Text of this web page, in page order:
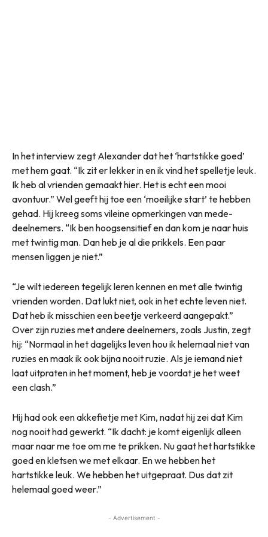
In het interview zegt Alexander dat het ‘hartstikke goed’
met hem gaat. “Ik zit er lekker in en ik vind het spelletje leuk.
Ik heb al vrienden gemaakt hier. Het is echt een mooi
avontuur.” Wel geeft hij toe een ‘moeilijke start’ te hebben
gehad. Hij kreeg soms vileine opmerkingen van mede-
deelnemers. “Ik ben hoogsensitief en dan kom je naar huis
met twintig man. Dan heb je al die prikkels. Een paar
mensen liggen je niet.”
“Je wilt iedereen tegelijk leren kennen en met alle twintig
vrienden worden. Dat lukt niet, ook in het echte leven niet.
Dat heb ik misschien een beetje verkeerd aangepakt.”
Over zijn ruzies met andere deelnemers, zoals Justin, zegt
hij: “Normaal in het dagelijks leven hou ik helemaal niet van
ruzies en maak ik ook bijna nooit ruzie. Als je iemand niet
laat uitpraten in het moment, heb je voordat je het weet
een clash.”
Hij had ook een akkefietje met Kim, nadat hij zei dat Kim
nog nooit had gewerkt. “Ik dacht: je komt eigenlijk alleen
maar naar me toe om me te prikken. Nu gaat het hartstikke
goed en kletsen we met elkaar. En we hebben het
hartstikke leuk. We hebben het uitgepraat. Dus dat zit
helemaal goed weer.”
- Advertisement -